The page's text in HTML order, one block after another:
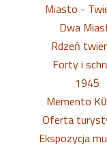
Miasto -
Dwa
Rdzeń
Forty i
1945
Memento
Oferta
Ekspozycja